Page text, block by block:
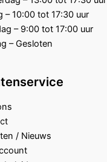
– 10:00 tot 17:30 uur
– 9:00 tot 17:00 uur
– Gesloten
/ Nieuws